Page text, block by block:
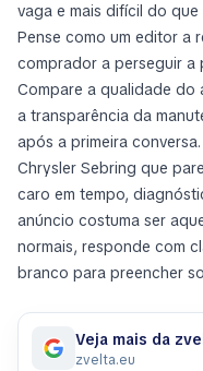
vaga e mais difícil do que
Pense como um editor a
comprador a perseguir a
Compare a qualidade do
a transparência da
após a primeira
Chrysler Sebring que
caro em tempo,
anúncio costuma ser
normais, responde com
branco para preencher
Veja mais da
zvelta.eu